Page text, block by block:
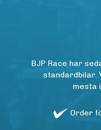
BJP Race har
standardbilar.
mesta
Order